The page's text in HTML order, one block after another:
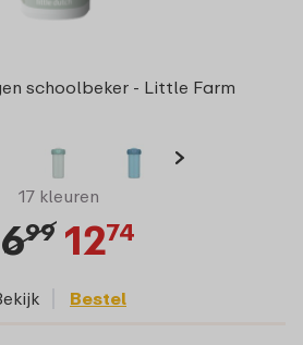
schoolbeker - Little Farm
17 kleuren
99 1274
Bestel